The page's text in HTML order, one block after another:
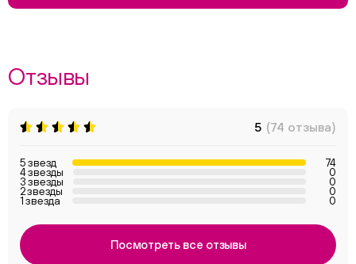
Отзывы
5 (74 отзыва)
5 звезд 74
4 звезды 0
3 звезды 0
2 звезды 0
1 звезда 0
Посмотреть все отзывы